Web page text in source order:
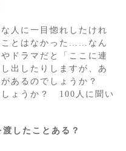
人に一目惚れしたけれ
ことはなかった……なん
ドラマだと「ここに連
出したりしますが、あ
があるのでしょうか？
しょうか？ 100人に聞い
したことある？